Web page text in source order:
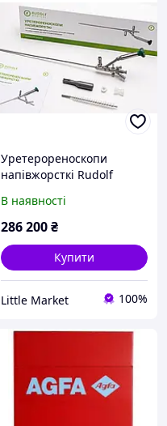
Уретерореноскопи
напівжорсткі Rudolf
В наявності
286 200₴
Купити
Little Market 100%